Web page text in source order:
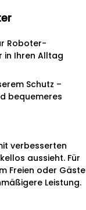
Roboter-
in Ihren Alltag
Schutz –
bequemeres
verbesserten
aussieht. Für
Freien oder Gäste
Leistung.